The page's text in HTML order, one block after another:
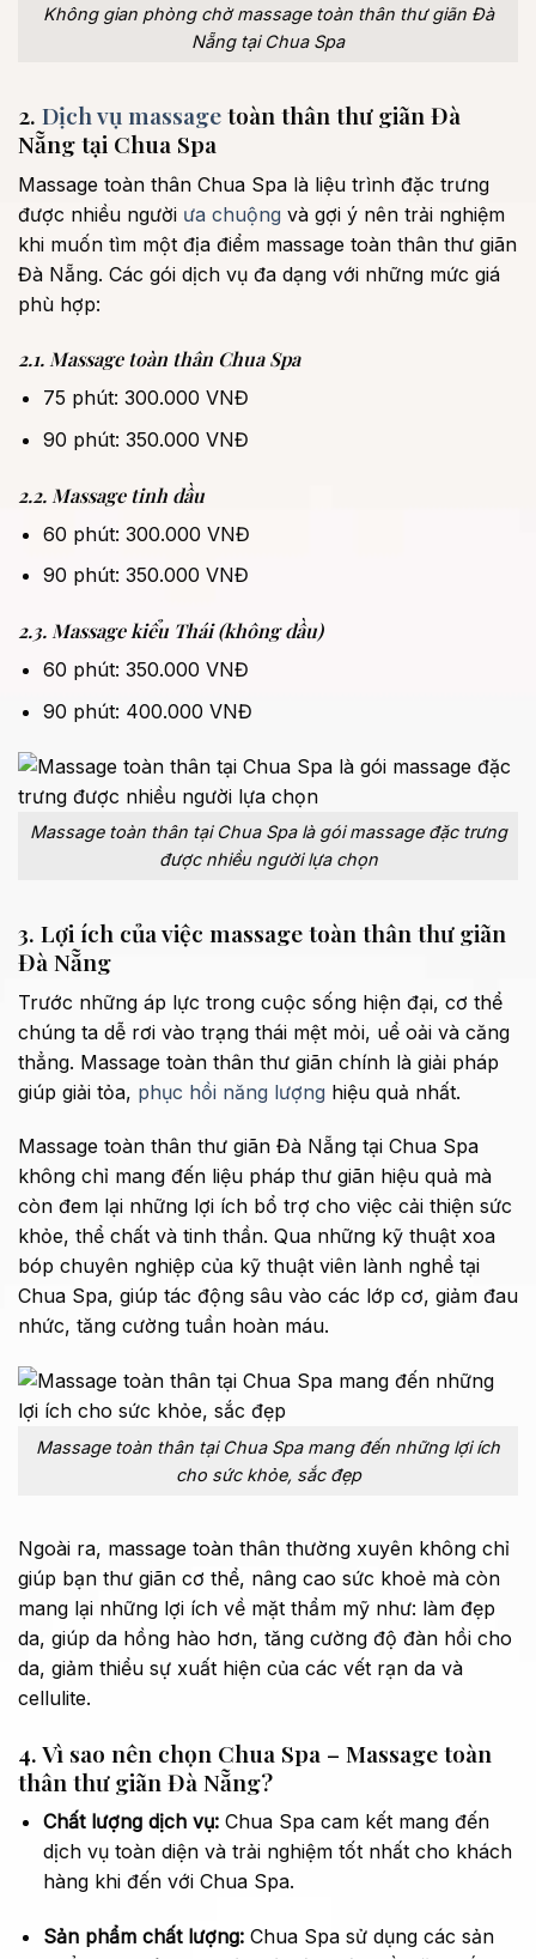
Không gian phòng chờ massage toàn thân thư giãn Đà
Nẵng tại Chua Spa
2. Dịch vụ massagetoàn thân thư giãn Đà
Nẵng tại Chua Spa
Massage toàn thân Chua Spa là liệu trình đặc trưng
được nhiều người ưa chuộng và gợi ý nên trải nghiệm
khi muốn tìm một địa điểm massage toàn thân thư giãn
Đà Nẵng. Các gói dịch vụ đa dạng với những mức giá
phù hợp:
2.1. Massage toàn thân Chua Spa
75 phút: 300.000 VNĐ
90 phút: 350.000 VNĐ
2.2. Massage tinh dầu
60 phút: 300.000 VNĐ
90 phút: 350.000 VNĐ
2.3. Massage kiểu Thái (không dầu)
60 phút: 350.000 VNĐ
90 phút: 400.000 VNĐ
Massage toàn thân tại Chua Spa là gói massage đặc trưng
được nhiều người lựa chọn
3. Lợi ích của việc massage toàn thân thư giãn
Đà Nẵng
Trước những áp lực trong cuộc sống hiện đại, cơ thể
chúng ta dễ rơi vào trạng thái mệt mỏi, uể oải và căng
thẳng. Massage toàn thân thư giãn chính là giải pháp
giúp giải tỏa, phục hồi năng lượng hiệu quả nhất.
Massage toàn thân thư giãn Đà Nẵng tại Chua Spa
không chỉ mang đến liệu pháp thư giãn hiệu quả mà
còn đem lại những lợi ích bổ trợ cho việc cải thiện sức
khỏe, thể chất và tinh thần. Qua những kỹ thuật xoa
bóp chuyên nghiệp của kỹ thuật viên lành nghề tại
Chua Spa, giúp tác động sâu vào các lớp cơ, giảm đau
nhức, tăng cường tuần hoàn máu.
Massage toàn thân tại Chua Spa mang đến những lợi ích
cho sức khỏe, sắc đẹp
Ngoài ra, massage toàn thân thường xuyên không chỉ
giúp bạn thư giãn cơ thể, nâng cao sức khoẻ mà còn
mang lại những lợi ích về mặt thẩm mỹ như: làm đẹp
da, giúp da hồng hào hơn, tăng cường độ đàn hồi cho
da, giảm thiểu sự xuất hiện của các vết rạn da và
cellulite.
4. Vì sao nên chọn Chua Spa – Massage toàn
thân thư giãn Đà Nẵng?
Chất lượng dịch vụ: Chua Spa cam kết mang đến
dịch vụ toàn diện và trải nghiệm tốt nhất cho khách
hàng khi đến với Chua Spa.
Sản phẩm chất lượng:Chua Spa sử dụng các sản